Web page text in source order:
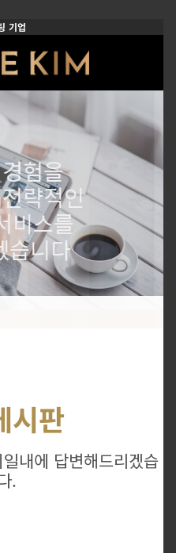
기업
험을
략적인
비스를
습니다
시판
내에 답변해드리겠습
.